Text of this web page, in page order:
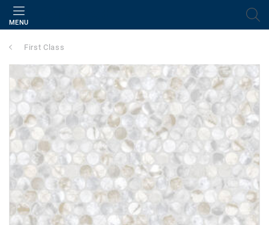
MENU
First Class